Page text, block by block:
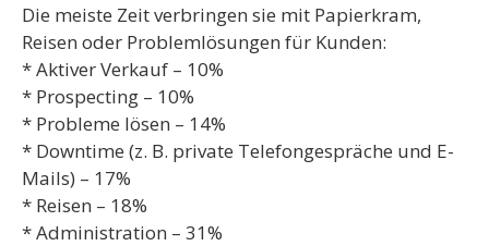
Die meiste Zeit verbringen sie mit Papierkram,
Reisen oder Problemlösungen für Kunden:
* Aktiver Verkauf – 10%
* Prospecting – 10%
* Probleme lösen – 14%
* Downtime (z. B. private Telefongespräche und E-
Mails) – 17%
* Reisen – 18%
* Administration – 31%